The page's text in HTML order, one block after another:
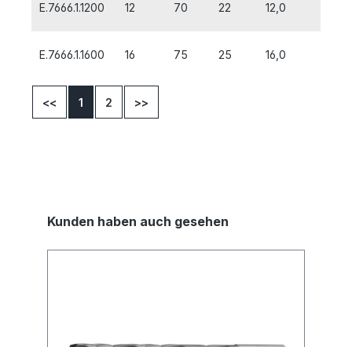
E.7666.1.1200 12 70 22 12,0
E.7666.1.1600 16 75 25 16,0
<< 1 2 >>
Kunden haben auch gesehen